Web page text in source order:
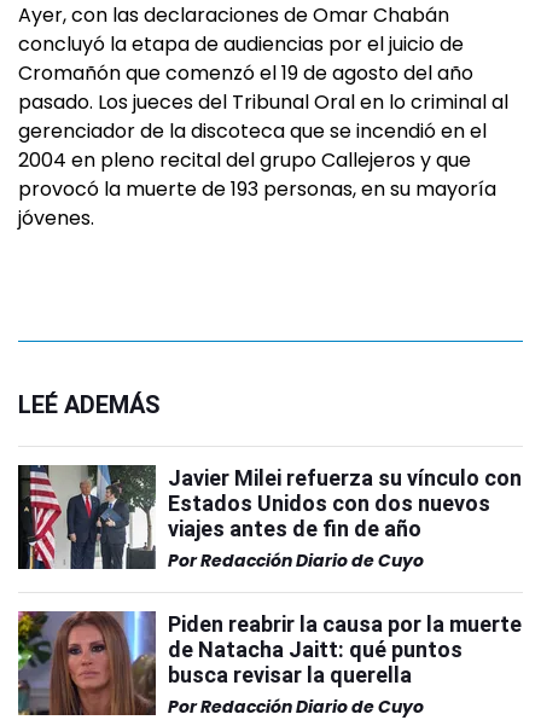
Ayer, con las declaraciones de Omar Chabán
concluyó la etapa de audiencias por el juicio de
Cromañón que comenzó el 19 de agosto del año
pasado. Los jueces del Tribunal Oral en lo criminal al
gerenciador de la discoteca que se incendió en el
2004 en pleno recital del grupo Callejeros y que
provocó la muerte de 193 personas, en su mayoría
jóvenes.
LEÉ ADEMÁS
Javier Milei refuerza su vínculo con
Estados Unidos con dos nuevos
viajes antes de fin de año
PorRedacción Diario de Cuyo
Piden reabrir la causa por la muerte
de Natacha Jaitt: qué puntos
busca revisar la querella
PorRedacción Diario de Cuyo